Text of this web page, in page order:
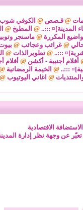
@قـصص @ الكوفي شوب
المدينة]¤ :::.. @ المطبخ @
المكررة @ ماسنجر
@ غرائب وعجائب @
:::..
@ تطويرالذات @
أفلام أجنبية - أكشن @ أفلام
:::..
@ الخيمة الرمضانية
@ اغاني اليوتيوب
الافتصادية
عن وجهة نظر إدارة